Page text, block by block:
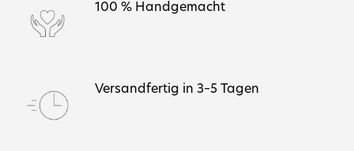
100 % Handgemacht
Versandfertig in 3–5 Tagen